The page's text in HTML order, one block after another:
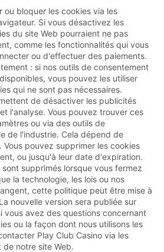
ou bloquer les cookies via les
Si vous désactivez les
du site Web pourraient ne pas
comme les fonctionnalités qui vous
ou d'effectuer des paiements.
: si nos outils de consentement
vous pouvez les utiliser
qui ne sont pas nécessaires.
de désactiver les publicités
l'analyse. Vous pouvez trouver ces
ou via des outils de
de l'industrie. Cela dépend de
Vous pouvez supprimer les cookies
ou jusqu'à leur date d'expiration.
supprimés lorsque vous fermez
la technologie, les lois ou nos
cette politique peut être mise à
nouvelle version sera publiée sur
vous avez des questions concernant
ou la façon dont nous utilisons les
Play Club Casino via les
notre site Web.